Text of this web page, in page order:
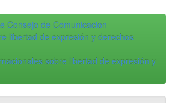
Consejo de Comunicacion
libertad de expresión y derechos
sobre libertad de expresión y